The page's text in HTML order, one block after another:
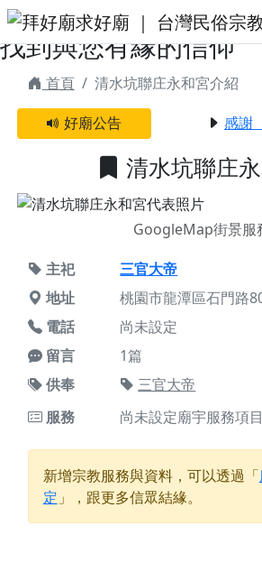
清水坑聯庄永和宮 |
找到與您有緣的信仰
首頁
清水坑聯庄永和宮介紹
好廟公告
感謝
清水坑聯庄
GoogleMap街景服
主祀
三官大帝
地址
桃園市龍潭區石門路
電話
尚未設定
留言
1篇
供奉
三官大帝
服務
尚未設定廟宇服務項目
新增宗教服務與資料，可以透過「
定 」，跟更多信眾結緣。